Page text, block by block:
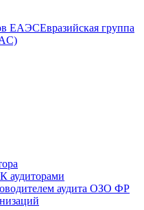
ЕАЭСЕвразийская группа
аудиторами
аудита ОЗО ФР